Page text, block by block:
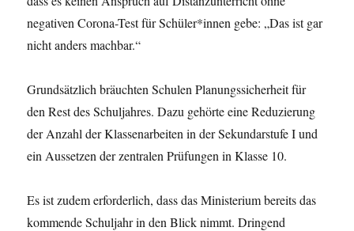
negativen Corona-Test für Schüler*innen gebe: „Das ist gar
nicht anders machbar.“
Grundsätzlich bräuchten Schulen Planungssicherheit für
den Rest des Schuljahres. Dazu gehörte eine Reduzierung
der Anzahl der Klassenarbeiten in der Sekundarstufe I und
ein Aussetzen der zentralen Prüfungen in Klasse 10.
Es ist zudem erforderlich, dass das Ministerium bereits das
kommende Schuljahr in den Blick nimmt. Dringend